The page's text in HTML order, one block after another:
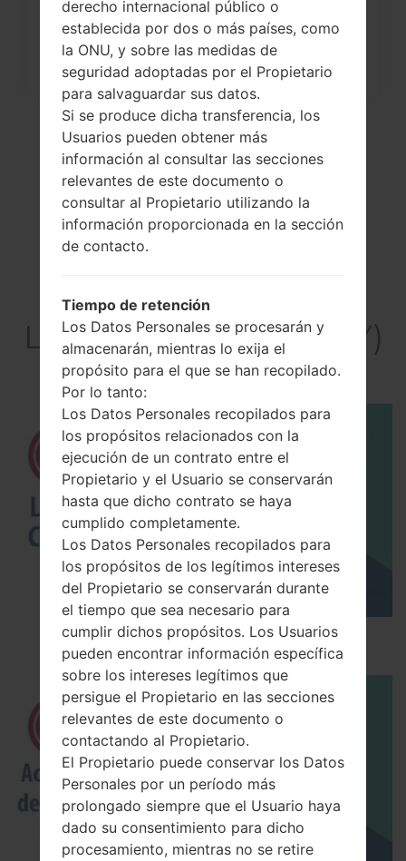
El vídeo
LGH441ZY(LGH441ZY)
akaLG Spirit
Los 5 principales Códigos Secretos para LG!
derecho internacional público o
establecida por dos o más países, como
la ONU, y sobre las medidas de
seguridad adoptadas por el Propietario
para salvaguardar sus datos.
Si se produce dicha transferencia, los
Usuarios pueden obtener más
información al consultar las secciones
relevantes de este documento o
consultar al Propietario utilizando la
información proporcionada en la sección
de contacto.
Tiempo de retención
Los Datos Personales se procesarán y
almacenarán, mientras lo exija el
propósito para el que se han recopilado.
Por lo tanto:
Los Datos Personales recopilados para
los propósitos relacionados con la
ejecución de un contrato entre el
Propietario y el Usuario se conservarán
hasta que dicho contrato se haya
cumplido completamente.
Los Datos Personales recopilados para
los propósitos de los legítimos intereses
del Propietario se conservarán durante
el tiempo que sea necesario para
cumplir dichos propósitos. Los Usuarios
pueden encontrar información específica
sobre los intereses legítimos que
persigue el Propietario en las secciones
relevantes de este documento o
contactando al Propietario.
El Propietario puede conservar los Datos
Personales por un período más
prolongado siempre que el Usuario haya
dado su consentimiento para dicho
procesamiento, mientras no se retire